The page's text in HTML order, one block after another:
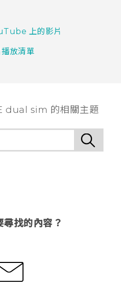
上的影片
放清單
dual sim 的相關主題
尋找的內容？